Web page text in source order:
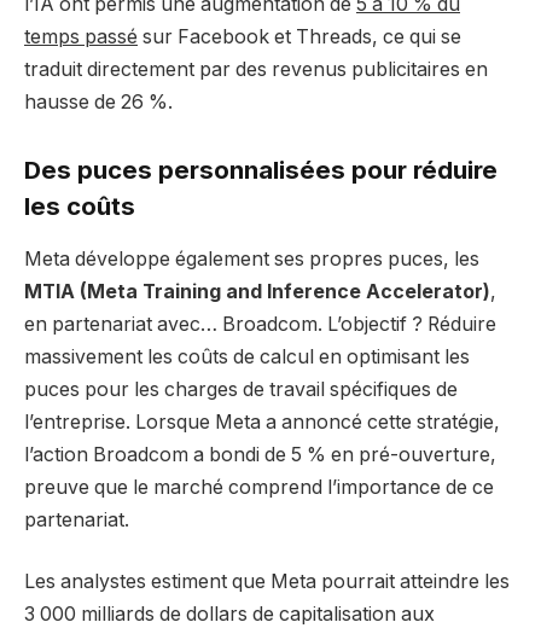
temps passé sur Facebook et Threads, ce qui se
traduit directement par des revenus publicitaires en
hausse de 26 %.
Des puces personnalisées pour réduire
les coûts
Meta développe également ses propres puces, les
MTIA (Meta Training and Inference Accelerator),
en partenariat avec… Broadcom. L’objectif ? Réduire
massivement les coûts de calcul en optimisant les
puces pour les charges de travail spécifiques de
l’entreprise. Lorsque Meta a annoncé cette stratégie,
l’action Broadcom a bondi de 5 % en pré-ouverture,
preuve que le marché comprend l’importance de ce
partenariat.
Les analystes estiment que Meta pourrait atteindre les
3 000 milliards de dollars de capitalisation aux